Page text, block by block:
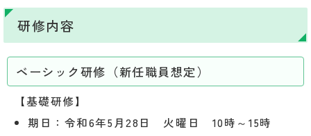
研修内容
ベーシック研修（新任職員想定）
【基礎研修】
期日：令和6年5月28日 火曜日 10時～ 15時